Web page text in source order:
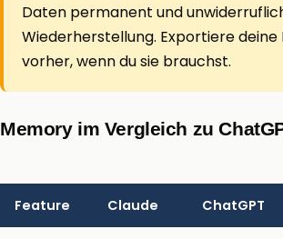
Daten permanent und
Wiederherstellung. Exportiere deine
vorher, wenn du sie brauchst.
Memory im Vergleich zu
Feature Claude ChatGPT